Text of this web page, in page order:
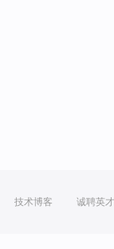
技术博客 诚聘英才